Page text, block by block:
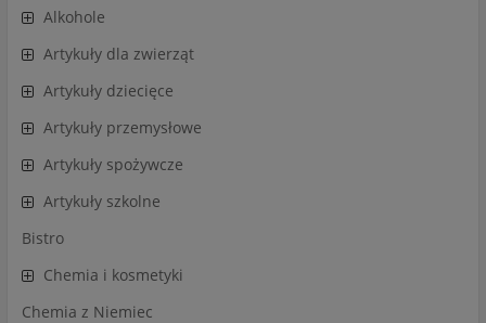
Alkohole
Artykuły dla zwierząt
Artykuły dziecięce
Artykuły przemysłowe
Artykuły spożywcze
Artykuły szkolne
Bistro
Chemia i kosmetyki
Chemia z Niemiec